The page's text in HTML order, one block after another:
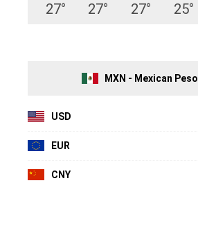
27° 27° 27° 25°
MXN - Mexican Peso
USD
EUR
CNY